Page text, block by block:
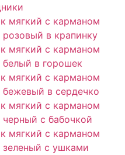
мягкий с карманом
розовый в крапинку
мягкий с карманом
белый в горошек
мягкий с карманом
бежевый в сердечко
мягкий с карманом
черный с бабочкой
мягкий с карманом
зеленый с ушками​